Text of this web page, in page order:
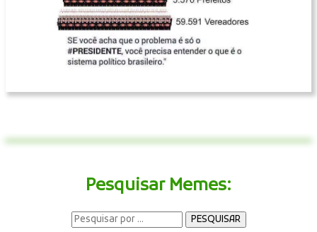
Pesquisar Memes: